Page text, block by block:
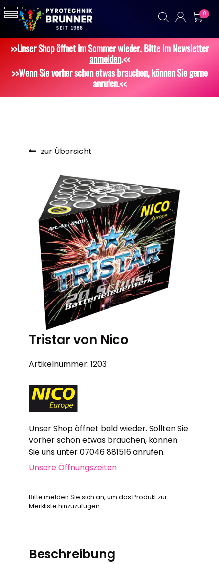
0
>>Unser Shop öffnet im Sommer wieder. Bitte imNewsletter
anmelden.<<
>>Wenn Sie vorher schon etwas brauchen, können Sie gerne
anrufen.<<
zur Übersicht
Tristar von Nico
Artikelnummer: 1203
Unser Shop öffnet bald wieder. Sollten Sie
vorher schon etwas brauchen, können
Sie uns unter 07046 881516 anrufen.
Unsere Öffnungszeiten
Bitte melden Sie sich an, um das Produkt zur
Merkliste hinzuzufügen.
Beschreibung